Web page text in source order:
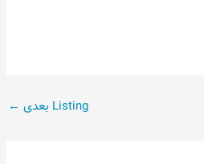
Listing بعدی ←